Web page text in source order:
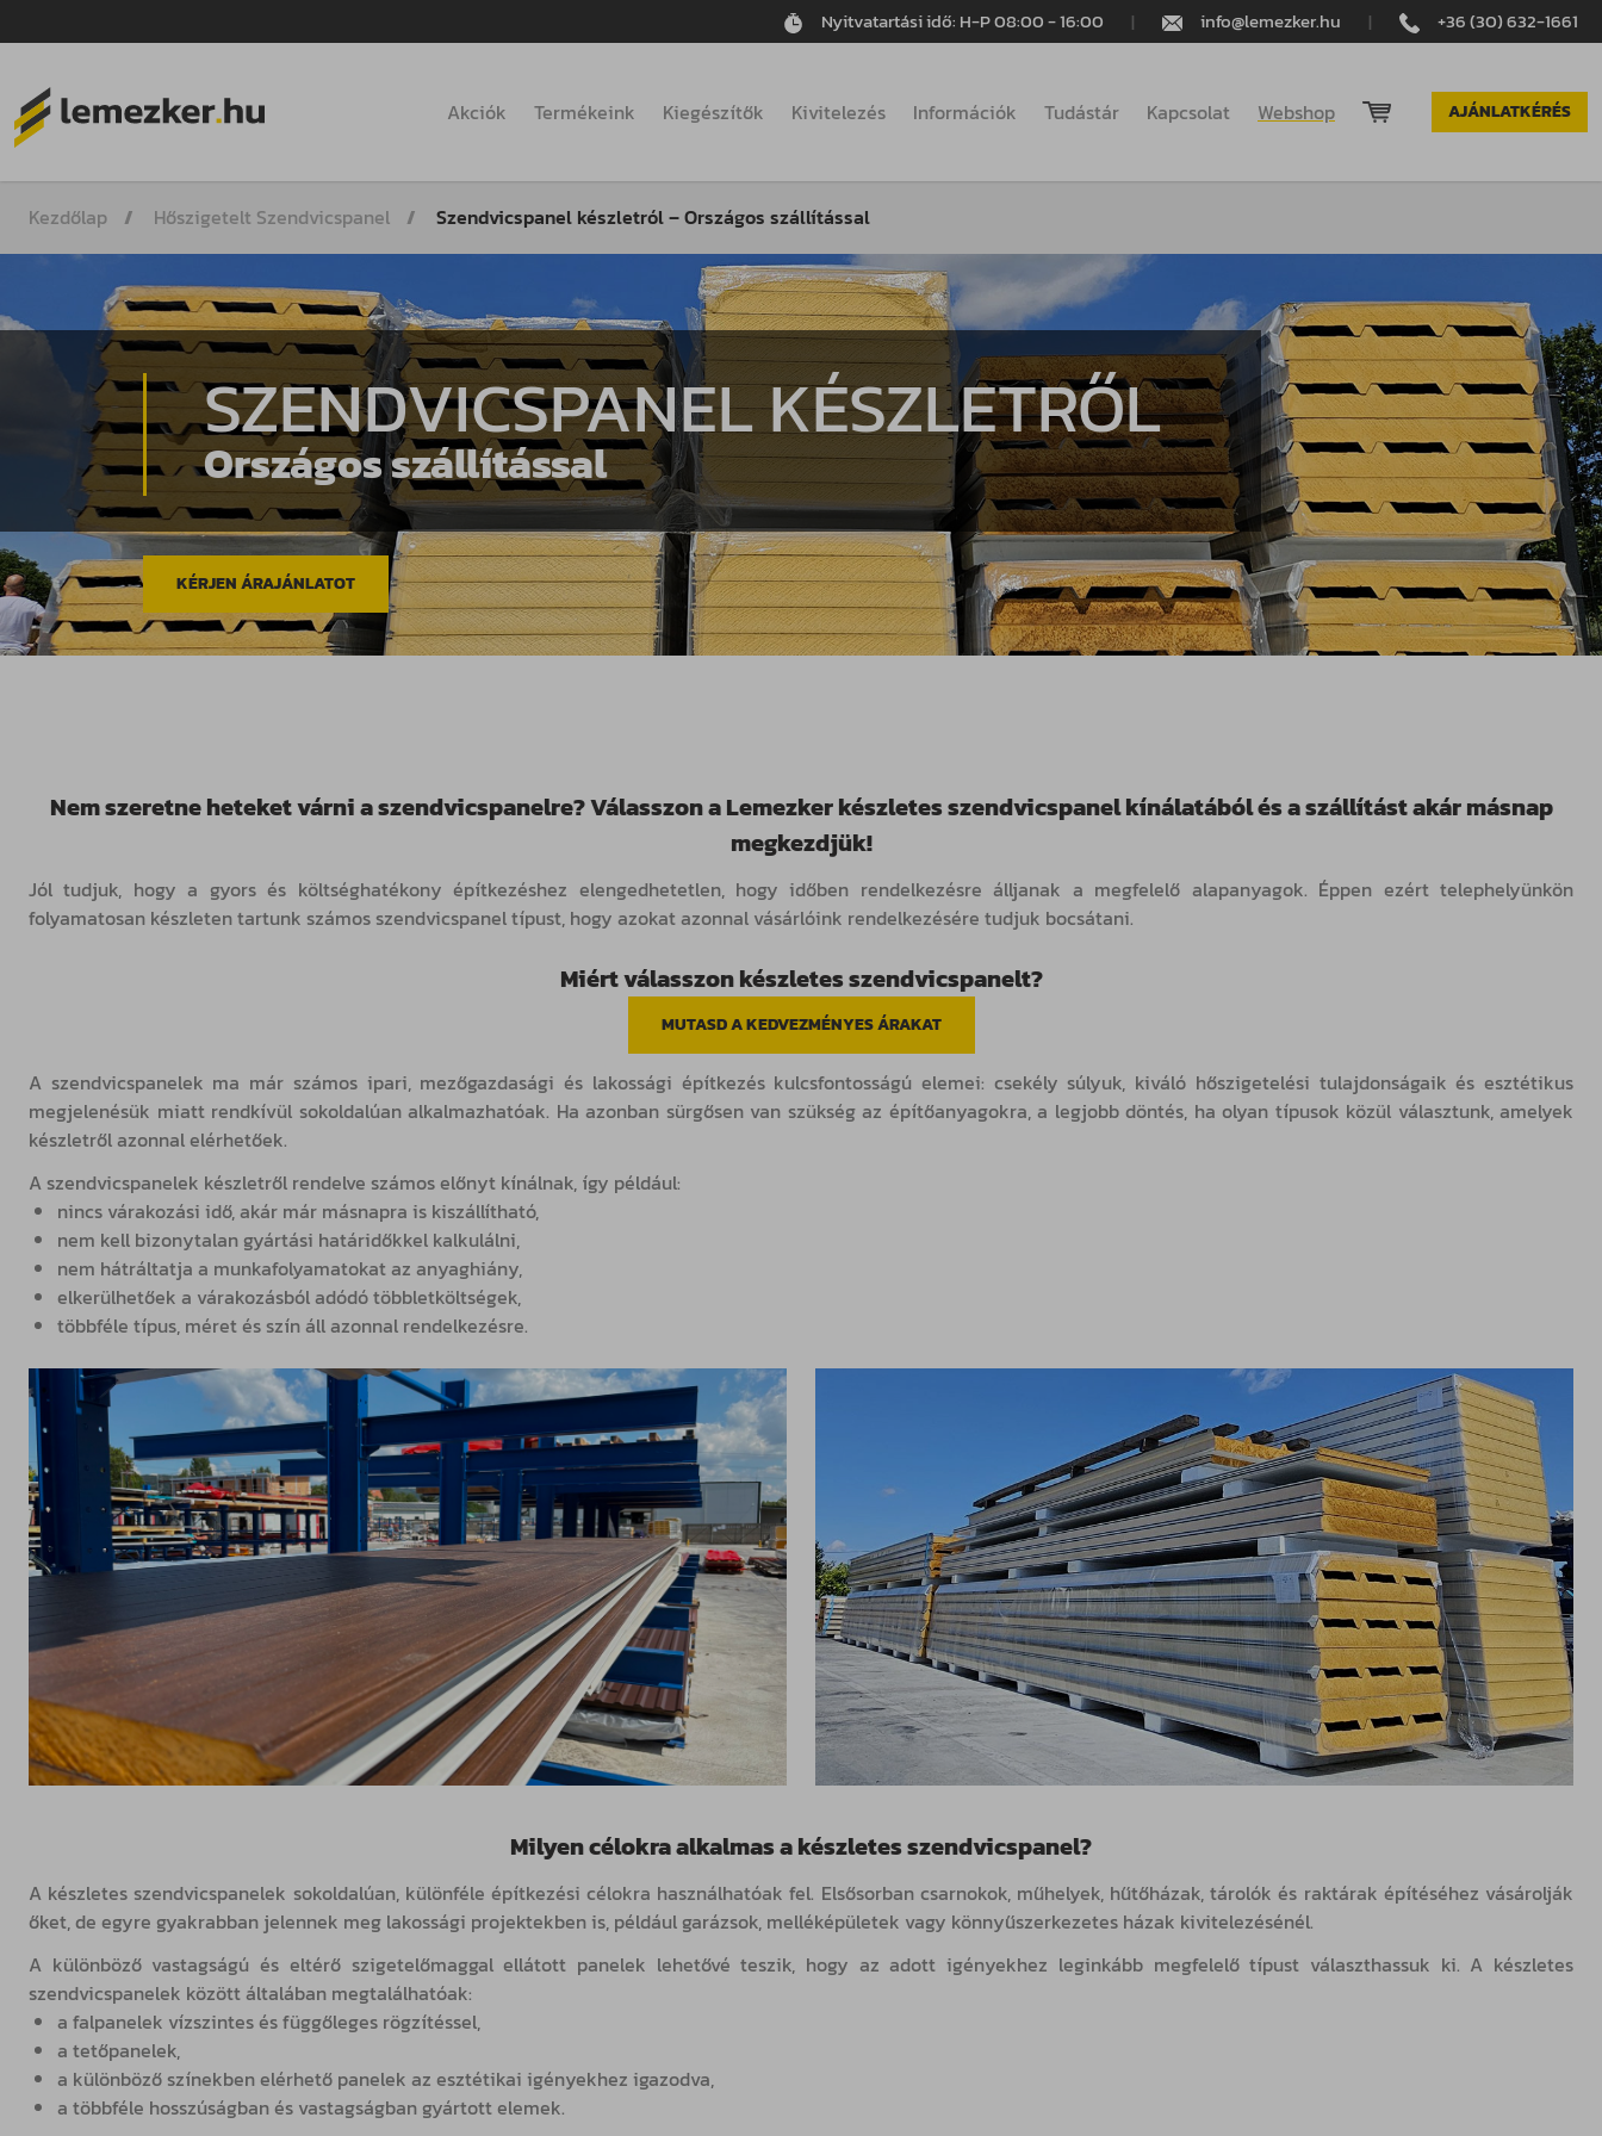
Nyitvatartási idő: H-P 08:00 - 16:00 | info@lemezker.hu | +36 (30) 632-1661
Akciók Termékeink Kiegészítők Kivitelezés Információk Tudástár Kapcsolat Webshop AJÁNLATKÉRÉS
Kezdőlap Hőszigetelt Szendvicspanel Szendvicspanel készletról – Országos szállítással
SZENDVICSPANEL KÉSZLETRŐL
Országos szállítással
KÉRJEN ÁRAJÁNLATOT
Nem szeretne heteket várni a szendvicspanelre? Válasszon a Lemezker készletes szendvicspanel kínálatából és a szállítást akár másnap
megkezdjük!
Jól tudjuk, hogy a gyors és költséghatékony építkezéshez elengedhetetlen, hogy időben rendelkezésre álljanak a megfelelő alapanyagok. Éppen ezért telephelyünkön
folyamatosan készleten tartunk számos szendvicspanel típust, hogy azokat azonnal vásárlóink rendelkezésére tudjuk bocsátani.
Miért válasszon készletes szendvicspanelt?
MUTASD A KEDVEZMÉNYES ÁRAKAT
A szendvicspanelek ma már számos ipari, mezőgazdasági és lakossági építkezés kulcsfontosságú elemei: csekély súlyuk, kiváló hőszigetelési tulajdonságaik és esztétikus
megjelenésük miatt rendkívül sokoldalúan alkalmazhatóak. Ha azonban sürgősen van szükség az építőanyagokra, a legjobb döntés, ha olyan típusok közül választunk, amelyek
készletről azonnal elérhetőek.
A szendvicspanelek készletről rendelve számos előnyt kínálnak, így például:
nincs várakozási idő, akár már másnapra is kiszállítható,
nem kell bizonytalan gyártási határidőkkel kalkulálni,
nem hátráltatja a munkafolyamatokat az anyaghiány,
elkerülhetőek a várakozásból adódó többletköltségek,
többféle típus, méret és szín áll azonnal rendelkezésre.
Milyen célokra alkalmas a készletes szendvicspanel?
A készletes szendvicspanelek sokoldalúan, különféle építkezési célokra használhatóak fel. Elsősorban csarnokok, műhelyek, hűtőházak, tárolók és raktárak építéséhez vásárolják
őket, de egyre gyakrabban jelennek meg lakossági projektekben is, például garázsok, melléképületek vagy könnyűszerkezetes házak kivitelezésénél.
A különböző vastagságú és eltérő szigetelőmaggal ellátott panelek lehetővé teszik, hogy az adott igényekhez leginkább megfelelő típust választhassuk ki. A készletes
szendvicspanelek között általában megtalálhatóak:
a falpanelek vízszintes és függőleges rögzítéssel,
a tetőpanelek,
a különböző színekben elérhető panelek az esztétikai igényekhez igazodva,
a többféle hosszúságban és vastagságban gyártott elemek.